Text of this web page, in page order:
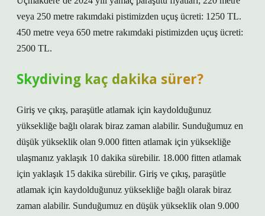
veya 250 metre rakımdaki pistimizden uçuş ücreti: 1250 TL.
450 metre veya 650 metre rakımdaki pistimizden uçuş ücreti:
2500 TL.
Skydiving kaç dakika sürer?
Giriş ve çıkış, paraşütle atlamak için kaydolduğunuz
yüksekliğe bağlı olarak biraz zaman alabilir. Sunduğumuz en
düşük yükseklik olan 9.000 fitten atlamak için yüksekliğe
ulaşmanız yaklaşık 10 dakika sürebilir. 18.000 fitten atlamak
için yaklaşık 15 dakika sürebilir. Giriş ve çıkış, paraşütle
atlamak için kaydolduğunuz yüksekliğe bağlı olarak biraz
zaman alabilir. Sunduğumuz en düşük yükseklik olan 9.000